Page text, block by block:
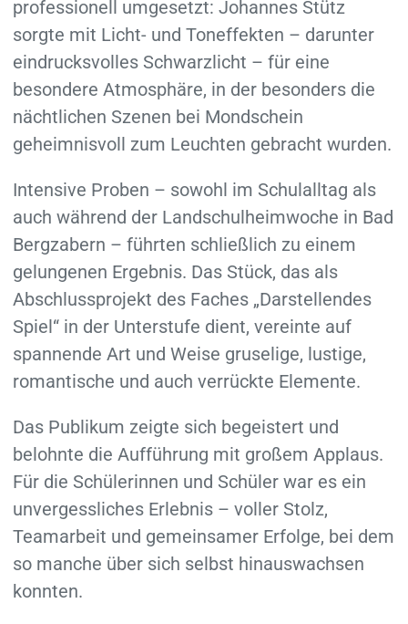
professionell umgesetzt: Johannes Stütz
sorgte mit Licht- und Toneffekten – darunter
eindrucksvolles Schwarzlicht – für eine
besondere Atmosphäre, in der besonders die
nächtlichen Szenen bei Mondschein
geheimnisvoll zum Leuchten gebracht wurden.
Intensive Proben – sowohl im Schulalltag als
auch während der Landschulheimwoche in Bad
Bergzabern – führten schließlich zu einem
gelungenen Ergebnis. Das Stück, das als
Abschlussprojekt des Faches „Darstellendes
Spiel“ in der Unterstufe dient, vereinte auf
spannende Art und Weise gruselige, lustige,
romantische und auch verrückte Elemente.
Das Publikum zeigte sich begeistert und
belohnte die Aufführung mit großem Applaus.
Für die Schülerinnen und Schüler war es ein
unvergessliches Erlebnis – voller Stolz,
Teamarbeit und gemeinsamer Erfolge, bei dem
so manche über sich selbst hinauswachsen
konnten.